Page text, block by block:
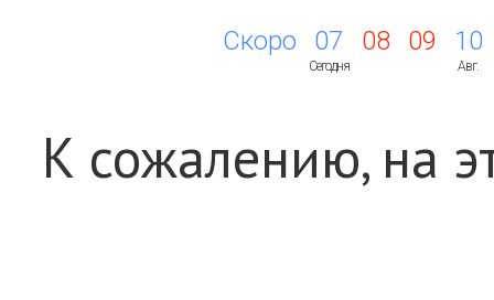
Скоро 07
Сегодня
08 09 10
Авг.
К сожалению, на